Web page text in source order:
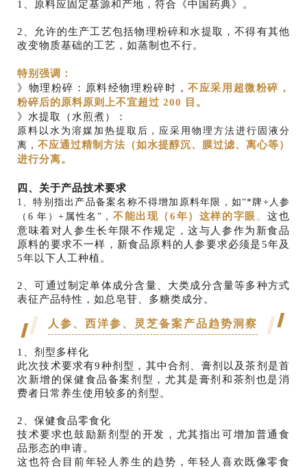
1、原料应固定基源和产地，符合《中国药典》。
2、允许的生产工艺包括物理粉碎和水提取，不得有其他
改变物质基础的工艺，如蒸制也不行。
特别强调：
》物理粉碎：原料经物理粉碎时，不应采用超微粉碎，
粉碎后的原料原则上不宜超过 200 目。
》水提取（水煎煮）：
原料以水为溶媒加热提取后，应采用物理方法进行固液分
离， 不应通过精制方法（如水提醇沉、膜过滤、离心等）
进行分离。
四、关于产品技术要求
1、特别指出产品备案名称不得增加原料年限，如“*牌+人参
（6 年）+属性名”， 不能出现（6年）这样的字眼 。这也
意味着对人参生长年限不作规定，这与人参作为新食品
原料的要求不一样，新食品原料的人参要求必须是5年及
5年以下人工种植。
2、可通过制定单体成分含量、大类成分含量等多种方式
表征产品特性，如总皂苷、多糖类成分。
人参、西洋参、灵芝备案产品趋势洞察
1、剂型多样化
此次技术要求有9种剂型，其中合剂、膏剂以及茶剂是首
次新增的保健食品备案剂型，尤其是膏剂和茶剂也是消
费者日常养生使用较多的剂型。
2、保健食品零食化
技术要求也鼓励新剂型的开发，尤其指出可增加普通食
品形态的申请。
这也符合目前年轻人养生的趋势，年轻人喜欢既像零食